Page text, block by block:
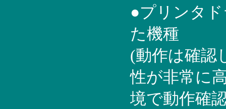
●プリンタ
た機種
(動作は確認
性が非常に
境で動作確